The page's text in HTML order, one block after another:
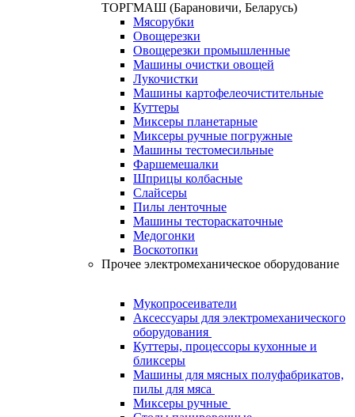
ТОРГМАШ (Барановичи, Беларусь)
Мясорубки
Овощерезки
Овощерезки промышленные
Машины очистки овощей
Лукочистки
Машины картофелеочистительные
Куттеры
Миксеры планетарные
Миксеры ручные погружные
Машины тестомесильные
Фаршемешалки
Шприцы колбасные
Слайсеры
Пилы ленточные
Машины тестораскаточные
Медогонки
Воскотопки
Прочее электромеханическое оборудование
Мукопросеиватели
Аксессуары для электромеханического
оборудования
Куттеры, процессоры кухонные и
бликсеры
Машины для мясных полуфабрикатов,
пилы для мяса
Миксеры ручные